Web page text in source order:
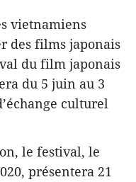
vietnamiens
des films japonais
du film japonais
du 5 juin au 3
culturel
le festival, le
présentera 21